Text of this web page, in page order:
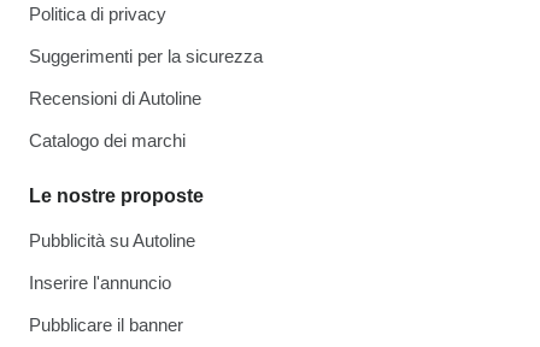
Politica di privacy
Suggerimenti per la sicurezza
Recensioni di Autoline
Catalogo dei marchi
Le nostre proposte
Pubblicità su Autoline
Inserire l'annuncio
Pubblicare il banner